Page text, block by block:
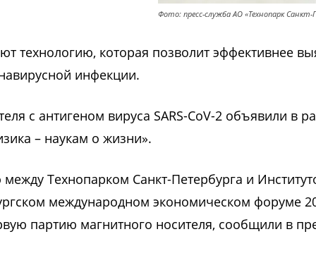
Фото: пресс-служба АО «Технопарк Санкт-
технологию, которая позволит эффективнее
инфекции.
с антигеном вируса SARS-CoV-2 объявили в
– наукам о жизни».
Технопарком Санкт-Петербурга и
международном экономическом форуме
партию магнитного носителя, сообщили в